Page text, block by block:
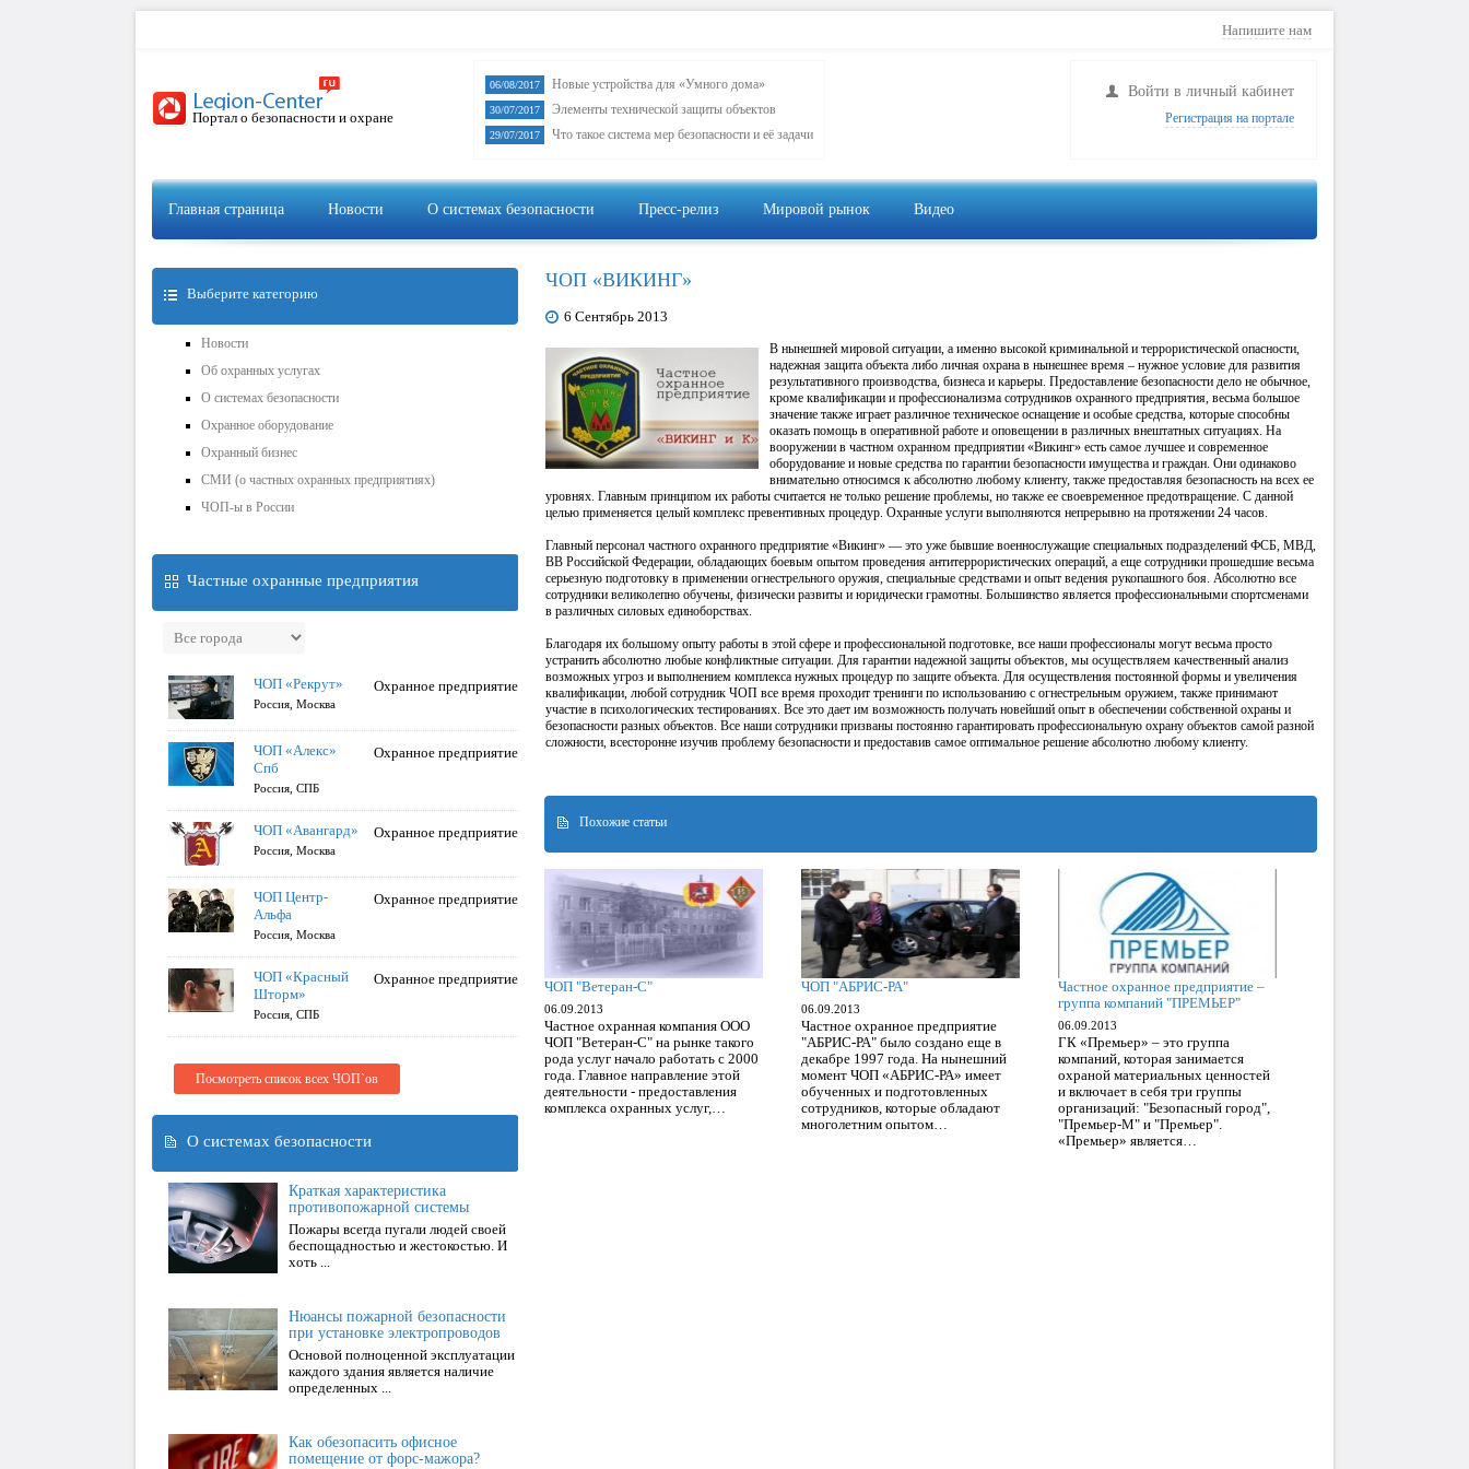
Напишите нам
Портал о безопасности и охране
06/08/2017 Новые устройства для «Умного дома»
30/07/2017 Элементы технической защиты объектов
29/07/2017 Что такое система мер безопасности и её задачи
Войти в личный кабинет
Регистрация на портале
Главная страница Новости О системах безопасности Пресс-релиз Мировой рынок Видео
ЧОП «ВИКИНГ»
6 Сентябрь 2013
В нынешней мировой ситуации, а именно высокой криминальной и террористической опасности,
надежная защита объекта либо личная охрана в нынешнее время – нужное условие для развития
результативного производства, бизнеса и карьеры. Предоставление безопасности дело не обычное,
кроме квалификации и профессионализма сотрудников охранного предприятия, весьма большое
значение также играет различное техническое оснащение и особые средства, которые способны
оказать помощь в оперативной работе и оповещении в различных внештатных ситуациях. На
вооружении в частном охранном предприятии «Викинг» есть самое лучшее и современное
оборудование и новые средства по гарантии безопасности имущества и граждан. Они одинаково
внимательно относимся к абсолютно любому клиенту, также предоставляя безопасность на всех ее
уровнях. Главным принципом их работы считается не только решение проблемы, но также ее своевременное предотвращение. С данной
целью применяется целый комплекс превентивных процедур. Охранные услуги выполняются непрерывно на протяжении 24 часов.
Главный персонал частного охранного предприятие «Викинг» — это уже бывшие военнослужащие специальных подразделений ФСБ, МВД,
ВВ Российской Федерации, обладающих боевым опытом проведения антитеррористических операций, а еще сотрудники прошедшие весьма
серьезную подготовку в применении огнестрельного оружия, специальные средствами и опыт ведения рукопашного боя. Абсолютно все
сотрудники великолепно обучены, физически развиты и юридически грамотны. Большинство является профессиональными спортсменами
в различных силовых единоборствах.
Благодаря их большому опыту работы в этой сфере и профессиональной подготовке, все наши профессионалы могут весьма просто
устранить абсолютно любые конфликтные ситуации. Для гарантии надежной защиты объектов, мы осуществляем качественный анализ
возможных угроз и выполнением комплекса нужных процедур по защите объекта. Для осуществления постоянной формы и увеличения
квалификации, любой сотрудник ЧОП все время проходит тренинги по использованию с огнестрельным оружием, также принимают
участие в психологических тестированиях. Все это дает им возможность получать новейший опыт в обеспечении собственной охраны и
безопасности разных объектов. Все наши сотрудники призваны постоянно гарантировать профессиональную охрану объектов самой разной
сложности, всесторонне изучив проблему безопасности и предоставив самое оптимальное решение абсолютно любому клиенту.
Похожие статьи
ЧОП "Ветеран-С"
06.09.2013
Частное охранная компания ООО
ЧОП "Ветеран-С" на рынке такого
рода услуг начало работать с 2000
года. Главное направление этой
деятельности - предоставления
комплекса охранных услуг,…
ЧОП "АБРИС-РА"
06.09.2013
Частное охранное предприятие
"АБРИС-РА" было создано еще в
декабре 1997 года. На нынешний
момент ЧОП «АБРИС-РА» имеет
обученных и подготовленных
сотрудников, которые обладают
многолетним опытом…
Частное охранное предприятие –
группа компаний "ПРЕМЬЕР"
06.09.2013
ГК «Премьер» – это группа
компаний, которая занимается
охраной материальных ценностей
и включает в себя три группы
организаций: "Безопасный город",
"Премьер-М" и "Премьер".
«Премьер» является…
Выберите категорию
Новости
Об охранных услугах
О системах безопасности
Охранное оборудование
Охранный бизнес
СМИ (о частных охранных предприятиях)
ЧОП-ы в России
Частные охранные предприятия
Охранное предприятие
ЧОП «Рекрут»
Россия, Москва
Охранное предприятие
ЧОП «Алекс»
Спб
Россия, СПБ
Охранное предприятие
ЧОП «Авангард»
Россия, Москва
Охранное предприятие
ЧОП Центр-
Альфа
Россия, Москва
Охранное предприятие
ЧОП «Красный
Шторм»
Россия, СПБ
Посмотреть список всех ЧОП`ов
О системах безопасности
Краткая характеристика
противопожарной системы
Пожары всегда пугали людей своей
беспощадностью и жестокостью. И
хоть ...
Нюансы пожарной безопасности
при установке электропроводов
Основой полноценной эксплуатации
каждого здания является наличие
определенных ...
Как обезопасить офисное
помещение от форс-мажора?